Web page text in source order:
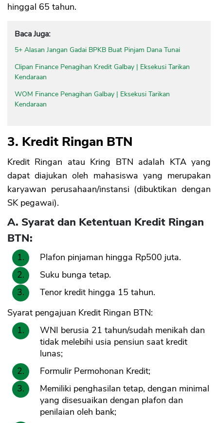
hinggal 65 tahun.
Baca Juga:
5+ Alasan Jangan Gadai BPKB Buat Pinjam Dana Tunai
Clipan Finance Penagihan Kredit Galbay | Eksekusi Tarikan
Kendaraan
WOM Finance Penagihan Galbay | Eksekusi Tarikan
Kendaraan
3. Kredit Ringan BTN
Kredit Ringan atau Kring BTN adalah KTA yang
dapat diajukan oleh mahasiswa yang merupakan
karyawan perusahaan/instansi (dibuktikan dengan
SK pegawai).
A. Syarat dan Ketentuan Kredit Ringan
BTN:
Plafon pinjaman hingga Rp500 juta.
Suku bunga tetap.
Tenor kredit hingga 15 tahun.
Syarat pengajuan Kredit Ringan BTN:
WNI berusia 21 tahun/sudah menikah dan
tidak melebihi usia pensiun saat kredit
lunas;
Formulir Permohonan Kredit;
Memiliki penghasilan tetap, dengan minimal
yang disesuaikan dengan plafon dan
penilaian oleh bank;